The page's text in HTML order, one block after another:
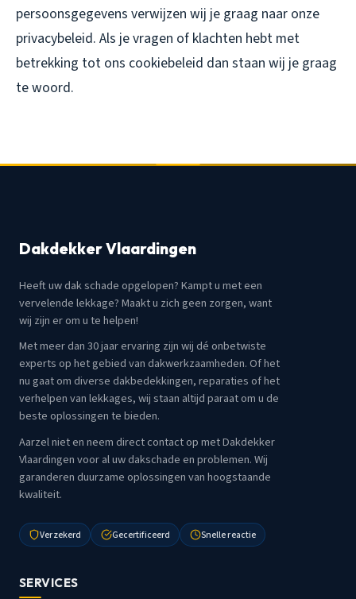
persoonsgegevens verwijzen wij je graag naar onze
privacybeleid. Als je vragen of klachten hebt met
betrekking tot ons cookiebeleid dan staan wij je graag
te woord.
Dakdekker Vlaardingen
Heeft uw dak schade opgelopen? Kampt u met een
vervelende lekkage? Maakt u zich geen zorgen, want
wij zijn er om u te helpen!
Met meer dan 30 jaar ervaring zijn wij dé onbetwiste
experts op het gebied van dakwerkzaamheden. Of het
nu gaat om diverse dakbedekkingen, reparaties of het
verhelpen van lekkages, wij staan altijd paraat om u de
beste oplossingen te bieden.
Aarzel niet en neem direct contact op met Dakdekker
Vlaardingen voor al uw dakschade en problemen. Wij
garanderen duurzame oplossingen van hoogstaande
kwaliteit.
Verzekerd Gecertificeerd Snelle reactie
SERVICES